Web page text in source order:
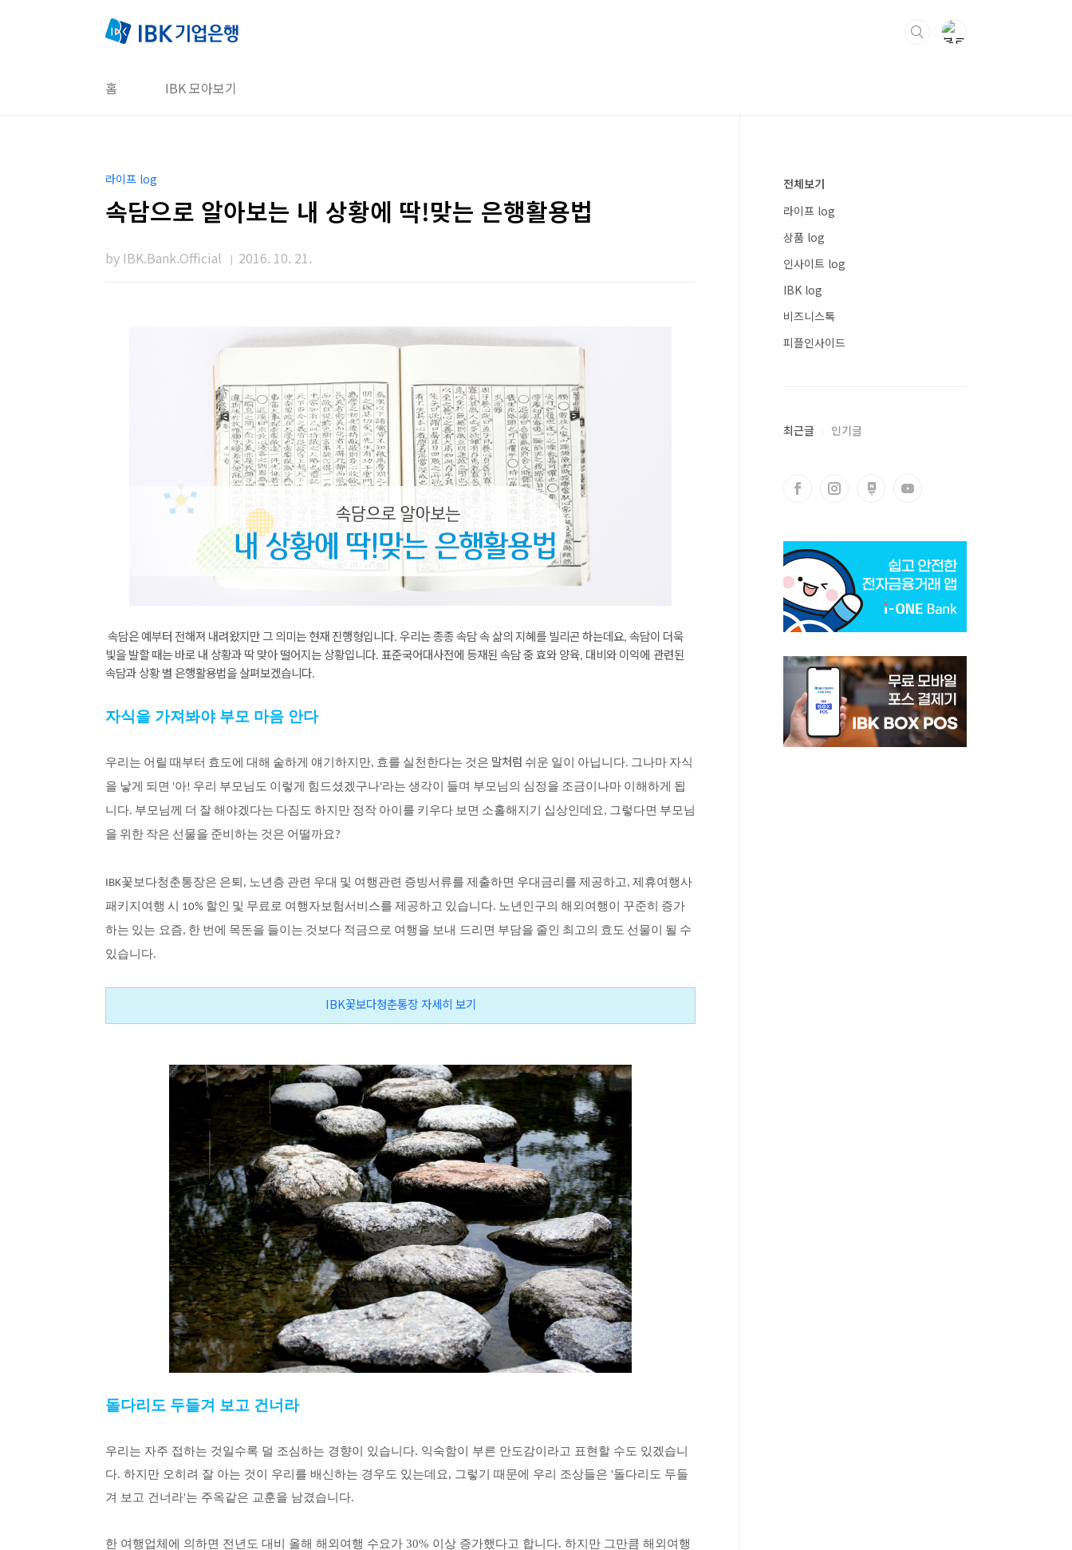
홈 IBK 모아보기
라이프 log
속담으로 알아보는 내 상황에 딱!맞는 은행활용법
by IBK.Bank.Official 2016. 10. 21.
속담은예부터 전해져 내려왔지만그의미는현재진행형입니다. 우리는종종속담속삶의지혜를빌리곤하는데요, 속담이 더욱
빛을발할때는바로내 상황과딱맞아떨어지는상황입니다. 표준국어대사전에 등재된속담중효와양육, 대비와이익에 관련된
속담과상황별 은행활용법을살펴보겠습니다.
자식을 가져봐야 부모 마음 안다
우리는 어릴 때부터 효도에 대해 숱하게 얘기하지만, 효를 실천한다는 것은 말처럼 쉬운 일이 아닙니다. 그나마 자식
을 낳게 되면 '아! 우리 부모님도 이렇게 힘드셨겠구나'라는 생각이 들며 부모님의 심정을 조금이나마 이해하게 됩
니다. 부모님께 더 잘해야겠다는 다짐도 하지만 정작 아이를 키우다 보면 소홀해지기 십상인데요 , 그렇다면 부모님
을 위한 작은 선물을 준비하는 것은 어떨까요 ?
IBK꽃보다청춘통장은 은퇴 , 노년층 관련 우대 및 여행관련 증빙서류를 제출하면 우대금리를 제공하고 , 제휴여행사
패키지여행 시 10% 할인 및 무료로 여행자보험서비스를 제공하고 있습니다. 노년인구의 해외여행이 꾸준히 증가
하는 있는 요즘, 한 번에 목돈을 들이는 것보다 적금으로 여행을 보내 드리면 부담을 줄인 최고의 효도 선물이 될 수
있습니다.
IBK꽃보다청춘통장 자세히 보기
돌다리도 두들겨 보고 건너라
우리는 자주 접하는 것일수록 덜 조심하는 경향이 있습니다. 익숙함이 부른 안도감이라고 표현할 수도 있겠습니
다. 하지만 오히려 잘 아는 것이 우리를 배신하는 경우도 있는데요, 그렇기 때문에 우리 조상들은 '돌다리도 두들
겨 보고 건너라'는 주옥같은 교훈을 남겼습니다.
한 여행업체에 의하면 전년도 대비 올해 해외여행 수요가 30% 이상 증가했다고 합니다. 하지만 그만큼 해외여행
전체보기
라이프 log
상품 log
인사이트 log
IBK log
비즈니스톡
피플인사이드
최근글 인기글